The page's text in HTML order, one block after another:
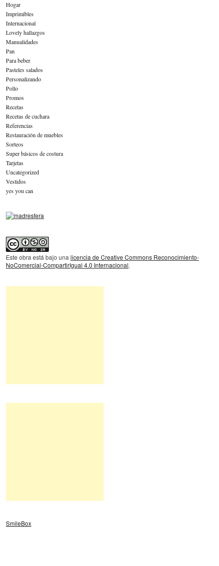
Hogar
Imprimibles
Internacional
Lovely hallazgos
Manualidades
Pan
Para beber
Pasteles salados
Personalizando
Pollo
Promos
Recetas
Recetas de cuchara
Referencias
Restauración de muebles
Sorteos
Super básicos de costura
Tarjetas
Uncategorized
Vestidos
yes you can
Este obra está bajo una licencia de Creative Commons Reconocimiento-
NoComercial-CompartirIgual 4.0 Internacional.
SmileBox